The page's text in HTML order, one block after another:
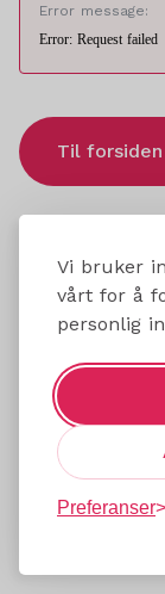
Vi bruker
vårt for å
personlig
Preferanser
Error message:
Error: Request failed
Til forsiden